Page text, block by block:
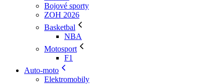
Bojové sporty
ZOH 2026
Basketbal
NBA
Motosport
F1
Auto-moto
Elektromobily